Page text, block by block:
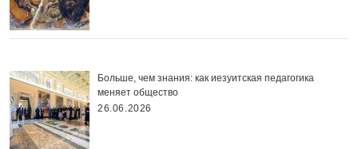
Больше, чем знания: как иезуитская педагогика
меняет общество
26.06.2026